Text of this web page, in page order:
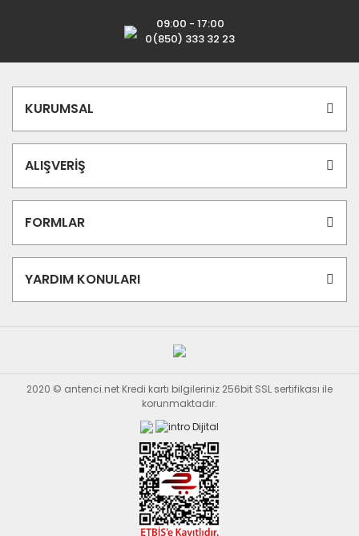
09:00 - 17:00
0(850) 333 32 23
KURUMSAL
ALIŞVERİŞ
FORMLAR
YARDIM KONULARI
2020 © antenci.net Kredi kartı bilgileriniz 256bit SSL sertifikası ile
korunmaktadır.